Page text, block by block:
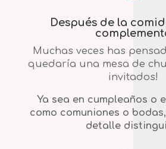
Después de la
Muchas veces has
quedaría una mesa de
invitados!
Ya sea en cumpleaños o
como comuniones o
detalle